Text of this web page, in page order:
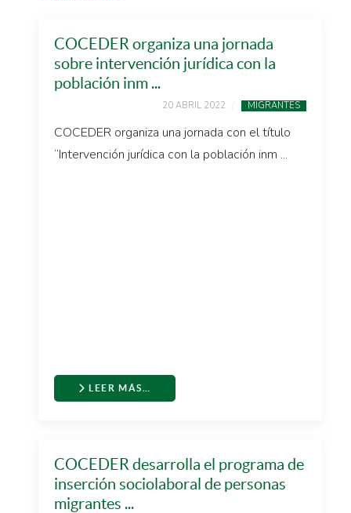
COCEDER organiza una jornada
sobre intervención jurídica con la
población inm ...
20 ABRIL 2022 MIGRANTES
COCEDER organiza una jornada con el título
“Intervención jurídica con la población inm ...
LEER MÁS…
COCEDER desarrolla el programa de
inserción sociolaboral de personas
migrantes ...